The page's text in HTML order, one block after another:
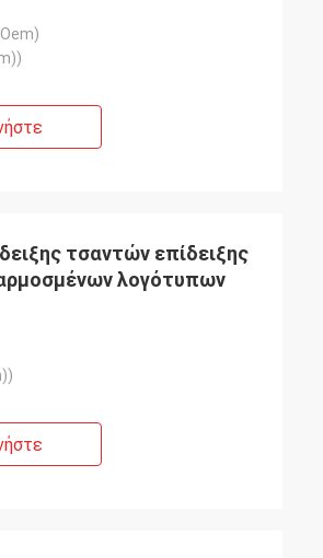
τσαντών επίδειξης
λογότυπων